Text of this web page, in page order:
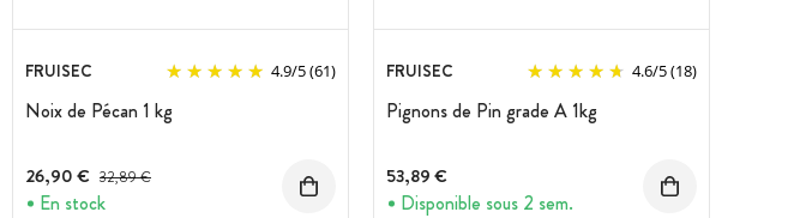
FRUISEC 4.9/5(61)
Noix de Pécan 1 kg
26,90 € Prix avant réduction :
32,89 €
En stock
FRUISEC 4.6/5(18)
Pignons de Pin grade A 1kg
53,89 €
Disponible sous 2 sem.